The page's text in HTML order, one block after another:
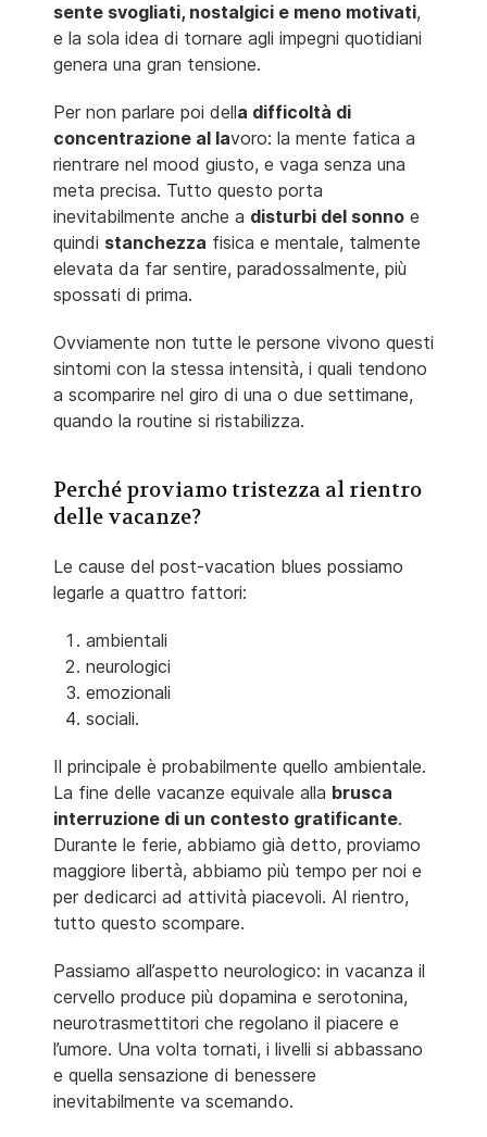
sente svogliati, nostalgici e meno motivati,
e la sola idea di tornare agli impegni quotidiani
genera una gran tensione.
Per non parlare poi della difficoltà di
concentrazione al lavoro: la mente fatica a
rientrare nel mood giusto, e vaga senza una
meta precisa. Tutto questo porta
inevitabilmente anche a disturbi del sonno e
quindi stanchezza fisica e mentale, talmente
elevata da far sentire, paradossalmente, più
spossati di prima.
Ovviamente non tutte le persone vivono questi
sintomi con la stessa intensità, i quali tendono
a scomparire nel giro di una o due settimane,
quando la routine si ristabilizza.
Perché proviamo tristezza al rientro
delle vacanze?
Le cause del post-vacation blues possiamo
legarle a quattro fattori:
ambientali
neurologici
emozionali
sociali.
Il principale è probabilmente quello ambientale.
La fine delle vacanze equivale alla brusca
interruzione di un contesto gratificante.
Durante le ferie, abbiamo già detto, proviamo
maggiore libertà, abbiamo più tempo per noi e
per dedicarci ad attività piacevoli. Al rientro,
tutto questo scompare.
Passiamo all’aspetto neurologico: in vacanza il
cervello produce più dopamina e serotonina,
neurotrasmettitori che regolano il piacere e
l’umore. Una volta tornati, i livelli si abbassano
e quella sensazione di benessere
inevitabilmente va scemando.